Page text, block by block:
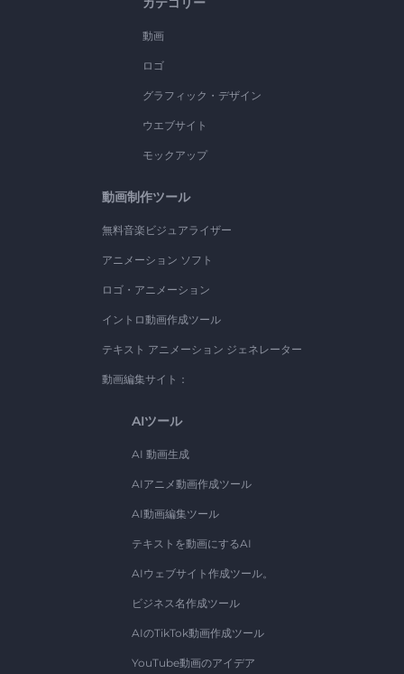
動画
ロゴ
グラフィック・デザイン
ウエブサイト
モックアップ
動画制作ツール
無料音楽ビジュアライザー
アニメーション ソフト
ロゴ・アニメーション
イントロ動画作成ツール
テキスト アニメーション ジェネレーター
動画編集サイト：
AIツール
AI 動画生成
AIアニメ動画作成ツール
AI動画編集ツール
テキストを動画にするAI
AIウェブサイト作成ツール。
ビジネス名作成ツール
AIのTikTok動画作成ツール
YouTube動画のアイデア